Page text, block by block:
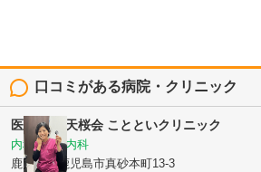
口コミがある病院・クリニック
医療法人 天桜会 ことといクリニック
内科, 血液内科
鹿児島県鹿児島市真砂本町13-3